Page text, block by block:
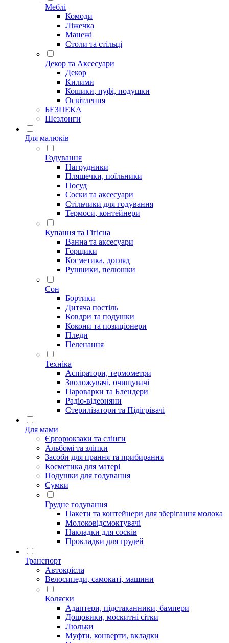
Меблі
Комоди
Ліжечка
Манежі
Столи та стільці
Декор та Аксесуари
Декор
Килими
Кошики, пуфі, подушки
Освітлення
БЕЗПЕКА
Шезлонги
Для малюків
Годування
Нагрудники
Пляшечки, поїльники
Посуд
Соски та аксесуари
Стільчики для годування
Термоси, контейнери
Купання та Гігієна
Ванна та аксесуари
Горщики
Косметика, догляд
Рушники, пелюшки
Сон
Бортики
Дитяча постіль
Ковдри та подушки
Кокони та позиціонери
Пледи
Пеленання
Техніка
Аспіратори, термометри
Зволожувачі, очищувачі
Пароварки та Блендери
Радіо-відеоняни
Стерилізатори та Підігрівачі
Для мами
Єргорюкзаки та слінги
Альбомі та зліпки
Засоби для прання та прибирання
Косметика для матері
Подушки для годування
Сумки
Грудне годування
Пакети та контейнери для зберігання молока
Молоковідсмоктувачі
Накладки для сосків
Прокладки для грудей
Транспорт
Автокрісла
Велосипеди, самокаті, машини
Коляски
Адаптери, підстаканники, бампери
Дощовики, москитні сітки
Люльки
Муфти, конверти, вкладки